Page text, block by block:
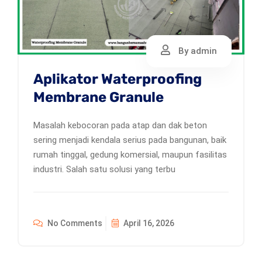
By admin
Aplikator Waterproofing
Membrane Granule
Masalah kebocoran pada atap dan dak beton
sering menjadi kendala serius pada bangunan, baik
rumah tinggal, gedung komersial, maupun fasilitas
industri. Salah satu solusi yang terbu
No Comments April 16, 2026